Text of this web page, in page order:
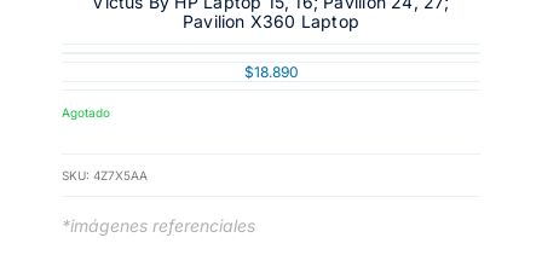
Pavilion X360 Laptop
$18.890
Agotado
SKU: 4Z7X5AA
*imágenes referenciales